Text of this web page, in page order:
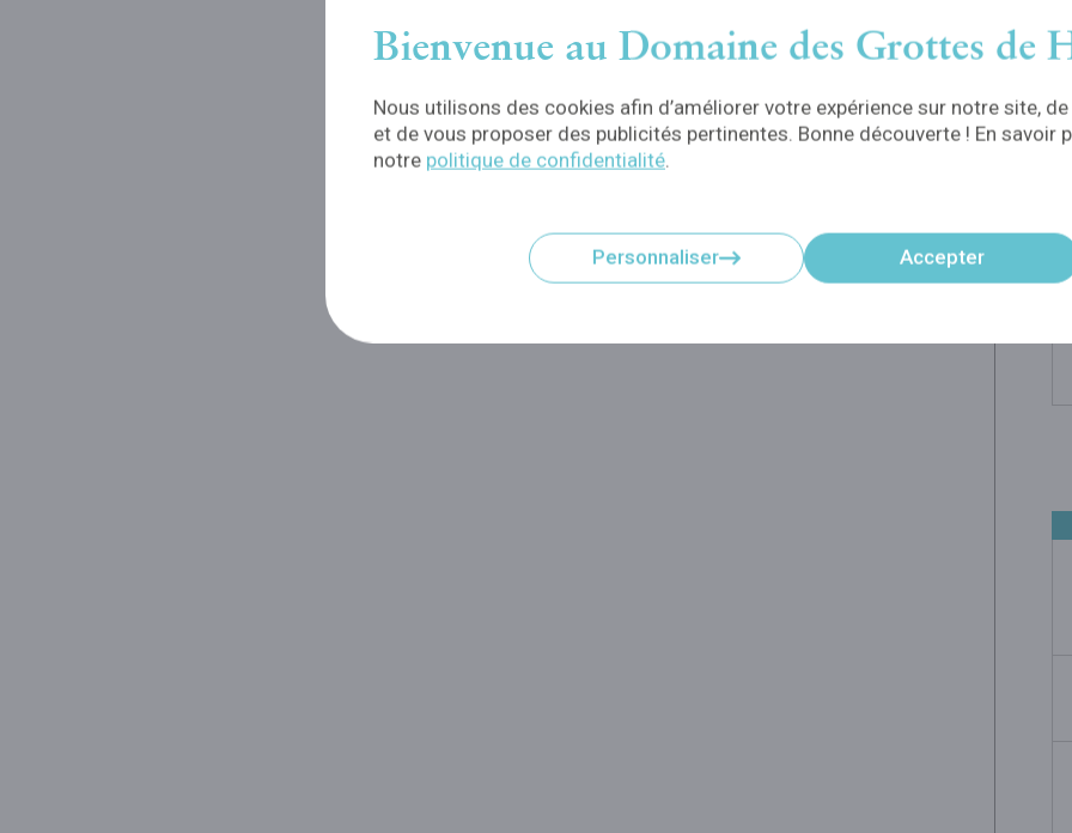
Bienvenue au Domaine des Grottes de
Nous utilisons des cookies afin d’améliorer votre expérience sur notre site,
et de vous proposer des publicités pertinentes. Bonne découverte ! En savoir
notre politique de confidentialité.
Personnaliser Accepter